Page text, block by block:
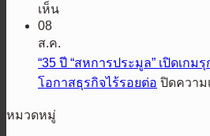
เห็นบน
JAECOO
ประกาศ
ทิศทาง
08
ส.ค.
“35 ปี “สหการประมูล” เปิดเกม
โอกาสธุรกิจไร้รอยต่อ ปิดความ
หมวดหมู่